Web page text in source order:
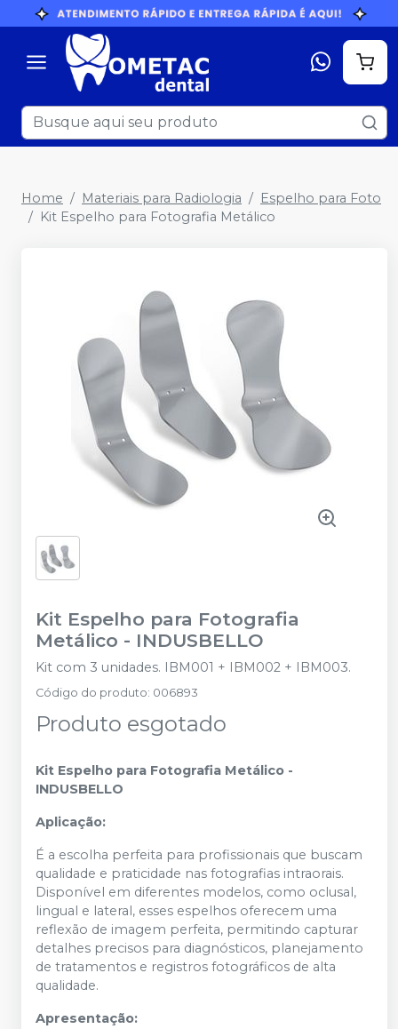
Home Materiais para Radiologia
Espelho para Foto
Kit Espelho para Fotografia Metálico
Kit Espelho para Fotografia
Metálico - INDUSBELLO
Kit com 3 unidades. IBM001 + IBM002 + IBM003.
Código do produto: 006893
Produto esgotado
Kit Espelho para Fotografia Metálico -
INDUSBELLO
Aplicação:
É a escolha perfeita para profissionais que buscam
qualidade e praticidade nas fotografias intraorais.
Disponível em diferentes modelos, como oclusal,
lingual e lateral, esses espelhos oferecem uma
reflexão de imagem perfeita, permitindo capturar
detalhes precisos para diagnósticos, planejamento
de tratamentos e registros fotográficos de alta
qualidade.
Apresentação: